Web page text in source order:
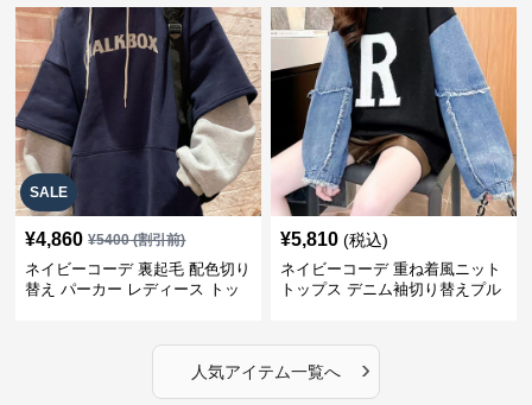
SALE
¥4,860 ¥5400(割引前)
ネイビーコーデ 裏起毛 配色切り
替え パーカー レディース トッ
¥5,810 (税込)
ネイビーコーデ 重ね着風ニット
トップス デニム袖切り替えプル
人気アイテム一覧へ ›